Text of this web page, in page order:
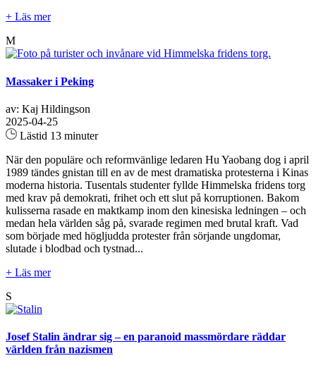
+ Läs mer
M
Massaker i Peking
av: Kaj Hildingson
2025-04-25
Lästid 13 minuter
När den populäre och reformvänlige ledaren Hu Yaobang dog i april
1989 tändes gnistan till en av de mest dramatiska protesterna i Kinas
moderna historia. Tusentals studenter fyllde Himmelska fridens torg
med krav på demokrati, frihet och ett slut på korruptionen. Bakom
kulisserna rasade en maktkamp inom den kinesiska ledningen – och
medan hela världen såg på, svarade regimen med brutal kraft. Vad
som började med högljudda protester från sörjande ungdomar,
slutade i blodbad och tystnad...
+ Läs mer
S
Josef Stalin ändrar sig – en paranoid massmördare räddar
världen från nazismen